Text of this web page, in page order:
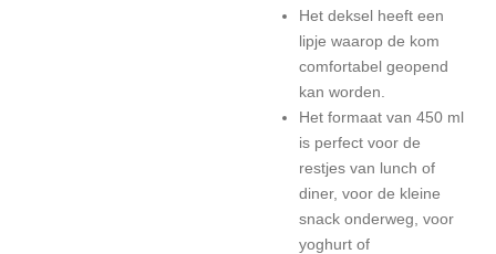
Het deksel heeft een
lipje waarop de kom
comfortabel geopend
kan worden.
Het formaat van 450 ml
is perfect voor de
restjes van lunch of
diner, voor de kleine
snack onderweg, voor
yoghurt of